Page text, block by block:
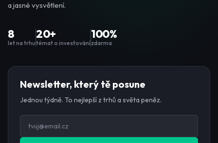
a jasné vysvětlení.
8
let na trhu
20+
témat o investování
100%
zdarma
Newsletter, který tě posune
Jednou týdně. To nejlepší z trhů a světa peněz.